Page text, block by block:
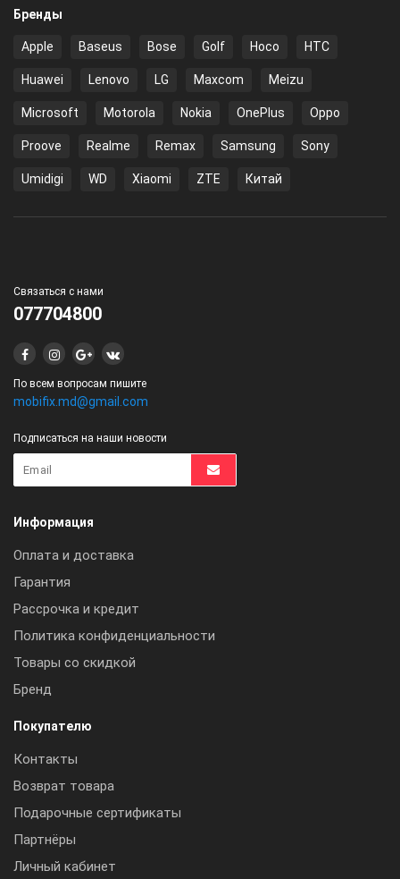
Бренды
Apple Baseus Bose Golf Hoco HTC
Huawei Lenovo LG Maxcom Meizu
Microsoft Motorola Nokia OnePlus Oppo
Proove Realme Remax Samsung Sony
Umidigi WD Xiaomi ZTE Китай
Связаться с нами
077704800
По всем вопросам пишите
mobifix.md@gmail.com
Подписаться на наши новости
Информация
Оплата и доставка
Гарантия
Рассрочка и кредит
Политика конфиденциальности
Товары со скидкой
Бренд
Покупателю
Контакты
Возврат товара
Подарочные сертификаты
Партнёры
Личный кабинет